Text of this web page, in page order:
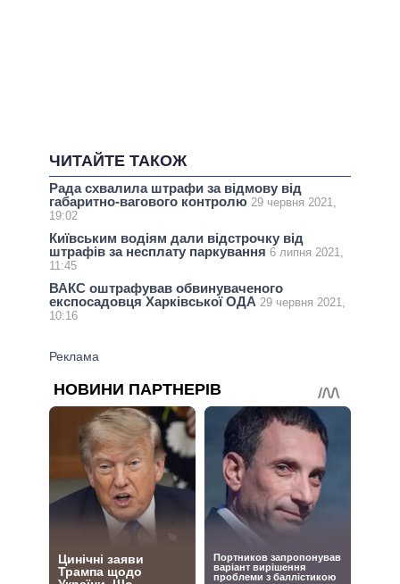
ЧИТАЙТЕ ТАКОЖ
Рада схвалила штрафи за відмову від
габаритно-вагового контролю 29 червня 2021,
19:02
Київським водіям дали відстрочку від
штрафів за несплату паркування 6 липня 2021,
11:45
ВАКС оштрафував обвинуваченого
експосадовця Харківської ОДА 29 червня 2021,
10:16